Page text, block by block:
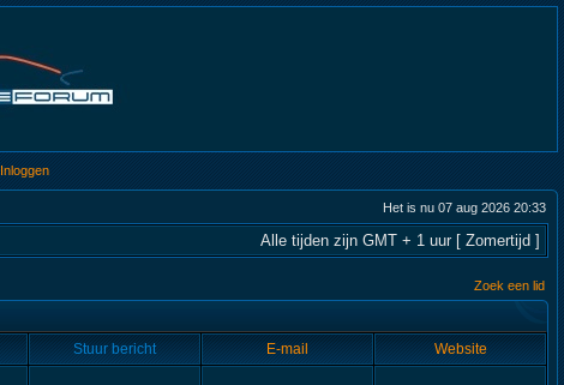
Inloggen
Het is nu 07 aug 2026 20:33
Alle tijden zijn GMT + 1 uur [ Zomertijd ]
Zoek een lid
Stuur bericht E-mail Website